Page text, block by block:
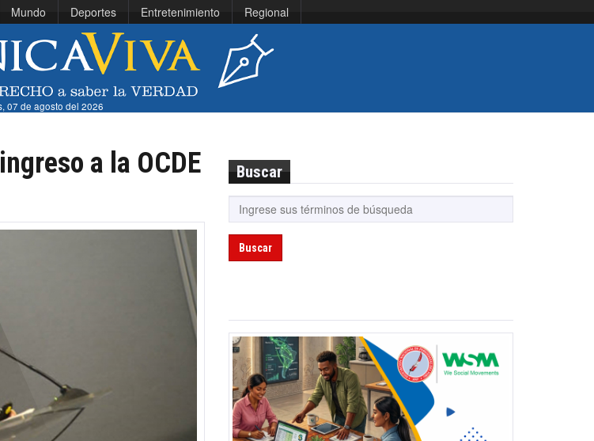
Mundo Deportes Entretenimiento Regional
07 de agosto del 2026
a la OCDE
Buscar
Buscar